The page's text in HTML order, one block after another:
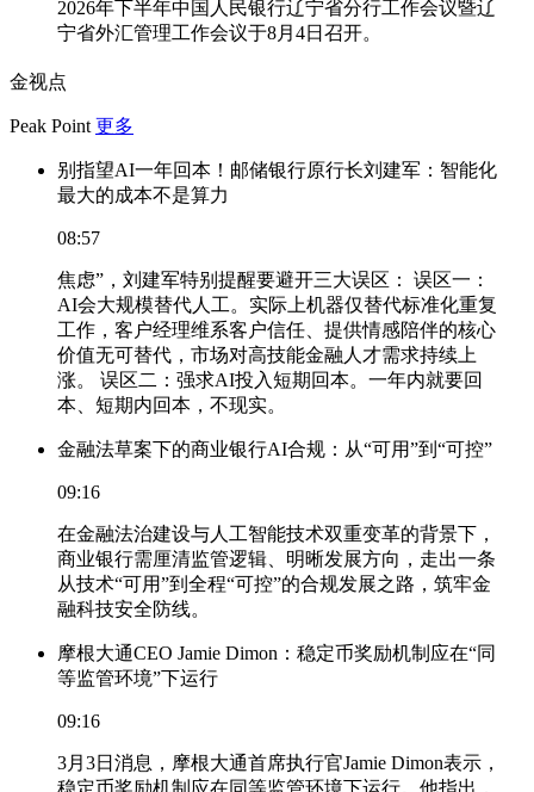
2026年下半年中国人民银行辽宁省分行工作会议暨辽
宁省外汇管理工作会议于8月4日召开。
金视点
Peak Point 更多
别指望AI一年回本！邮储银行原行长刘建军：智能化
最大的成本不是算力
08:57
焦虑”，刘建军特别提醒要避开三大误区： 误区一：
AI会大规模替代人工。实际上机器仅替代标准化重复
工作，客户经理维系客户信任、提供情感陪伴的核心
价值无可替代，市场对高技能金融人才需求持续上
涨。 误区二：强求AI投入短期回本。一年内就要回
本、短期内回本，不现实。
金融法草案下的商业银行AI合规：从“可用”到“可控”
09:16
在金融法治建设与人工智能技术双重变革的背景下，
商业银行需厘清监管逻辑、明晰发展方向，走出一条
从技术“可用”到全程“可控”的合规发展之路，筑牢金
融科技安全防线。
摩根大通CEO Jamie Dimon：稳定币奖励机制应在“同
等监管环境”下运行
09:16
3月3日消息，摩根大通首席执行官Jamie Dimon表示，
稳定币奖励机制应在同等监管环境下运行。他指出，